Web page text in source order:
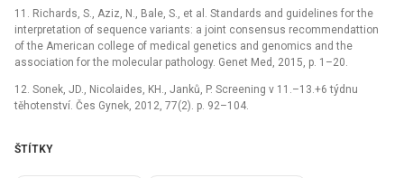
11. Richards, S., Aziz, N., Bale, S., et al. Standards and guidelines for the
interpretation of sequence variants: a joint consensus recommendattion
of the American college of medical genetics and genomics and the
association for the molecular pathology. Genet Med, 2015, p. 1–20.
12. Sonek, JD., Nicolaides, KH., Janků, P. Screening v 11.–13.+6 týdnu
těhotenství. Čes Gynek, 2012, 77(2). p. 92–104.
ŠTÍTKY